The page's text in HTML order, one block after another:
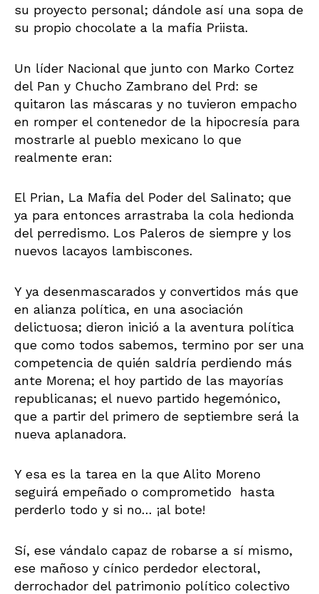
su proyecto personal; dándole así una sopa de
su propio chocolate a la mafia Priista.
Un líder Nacional que junto con Marko Cortez
del Pan y Chucho Zambrano del Prd: se
quitaron las máscaras y no tuvieron empacho
en romper el contenedor de la hipocresía para
mostrarle al pueblo mexicano lo que
realmente eran:
El Prian, La Mafia del Poder del Salinato; que
ya para entonces arrastraba la cola hedionda
del perredismo. Los Paleros de siempre y los
nuevos lacayos lambiscones.
Y ya desenmascarados y convertidos más que
en alianza política, en una asociación
delictuosa; dieron inició a la aventura política
que como todos sabemos, termino por ser una
competencia de quién saldría perdiendo más
ante Morena; el hoy partido de las mayorías
republicanas; el nuevo partido hegemónico,
que a partir del primero de septiembre será la
nueva aplanadora.
Y esa es la tarea en la que Alito Moreno
seguirá empeñado o comprometido hasta
perderlo todo y si no… ¡al bote!
Sí, ese vándalo capaz de robarse a sí mismo,
ese mañoso y cínico perdedor electoral,
derrochador del patrimonio político colectivo